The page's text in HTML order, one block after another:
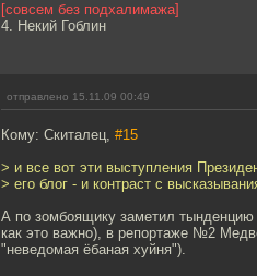
[совсем без подхалимажа]
4. Некий Гоблин
отправлено 15.11.09 00:49
Кому: Скиталец, #15
> и все вот эти выступления
> его блог - и контраст с
А по зомбоящику заметил
как это важно), в репортаже №2
"неведомая ёбаная хуйня").